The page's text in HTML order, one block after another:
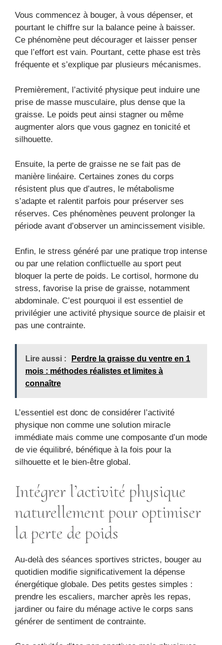
Vous commencez à bouger, à vous dépenser, et
pourtant le chiffre sur la balance peine à baisser.
Ce phénomène peut décourager et laisser penser
que l’effort est vain. Pourtant, cette phase est très
fréquente et s’explique par plusieurs mécanismes.
Premièrement, l’activité physique peut induire une
prise de masse musculaire, plus dense que la
graisse. Le poids peut ainsi stagner ou même
augmenter alors que vous gagnez en tonicité et
silhouette.
Ensuite, la perte de graisse ne se fait pas de
manière linéaire. Certaines zones du corps
résistent plus que d’autres, le métabolisme
s’adapte et ralentit parfois pour préserver ses
réserves. Ces phénomènes peuvent prolonger la
période avant d’observer un amincissement visible.
Enfin, le stress généré par une pratique trop intense
ou par une relation conflictuelle au sport peut
bloquer la perte de poids. Le cortisol, hormone du
stress, favorise la prise de graisse, notamment
abdominale. C’est pourquoi il est essentiel de
privilégier une activité physique source de plaisir et
pas une contrainte.
Lire aussi :
Perdre la graisse du ventre en 1
mois : méthodes réalistes et limites à
connaître
L’essentiel est donc de considérer l’activité
physique non comme une solution miracle
immédiate mais comme une composante d’un mode
de vie équilibré, bénéfique à la fois pour la
silhouette et le bien-être global.
Intégrer l’activité physique
naturellement pour optimiser
la perte de poids
Au-delà des séances sportives strictes, bouger au
quotidien modifie significativement la dépense
énergétique globale. Des petits gestes simples :
prendre les escaliers, marcher après les repas,
jardiner ou faire du ménage active le corps sans
générer de sentiment de contrainte.